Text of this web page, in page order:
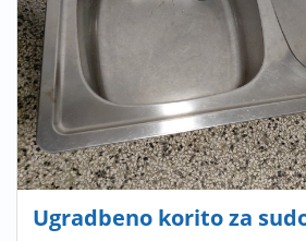
Ugradbeno korito za